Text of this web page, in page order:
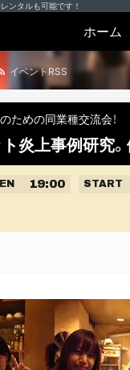
ンタルも可能です！
ホーム
イベントRSS
ための同業種交流会！
炎上事例研究。
19:00 START